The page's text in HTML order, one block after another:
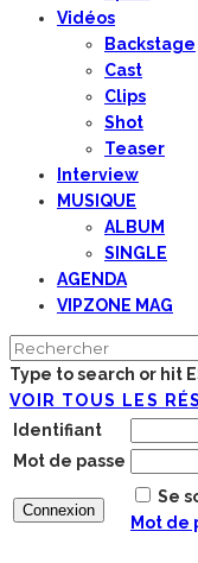
Vidéos
Backstage
Cast
Clips
Shot
Teaser
Interview
MUSIQUE
ALBUM
SINGLE
AGENDA
VIPZONE MAG
Type to search or hit
VOIR TOUS LES
Identifiant
Mot de passe
Se
Mot de